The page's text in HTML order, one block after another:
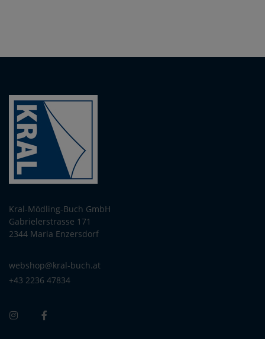
Kral-Mödling-Buch GmbH
Gabrielerstrasse 171
2344 Maria Enzersdorf
webshop@kral-buch.at
+43 2236 47834